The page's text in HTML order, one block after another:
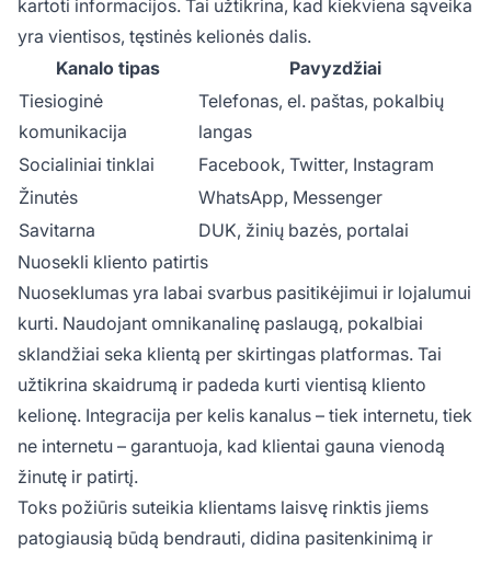
kartoti informacijos. Tai užtikrina, kad kiekviena sąveika
yra vientisos, tęstinės kelionės dalis.
Kanalo tipas
Pavyzdžiai
Tiesioginė
komunikacija
Telefonas, el. paštas, pokalbių
langas
Socialiniai tinklai
Facebook, Twitter, Instagram
Žinutės
WhatsApp, Messenger
Savitarna
DUK, žinių bazės, portalai
Nuosekli kliento patirtis
Nuoseklumas yra labai svarbus pasitikėjimui ir lojalumui
kurti. Naudojant omnikanalinę paslaugą, pokalbiai
sklandžiai seka klientą per skirtingas platformas. Tai
užtikrina skaidrumą ir padeda kurti vientisą kliento
kelionę. Integracija per kelis kanalus – tiek internetu, tiek
ne internetu – garantuoja, kad klientai gauna vienodą
žinutę ir patirtį.
Toks požiūris suteikia klientams laisvę rinktis jiems
patogiausią būdą bendrauti, didina pasitenkinimą ir